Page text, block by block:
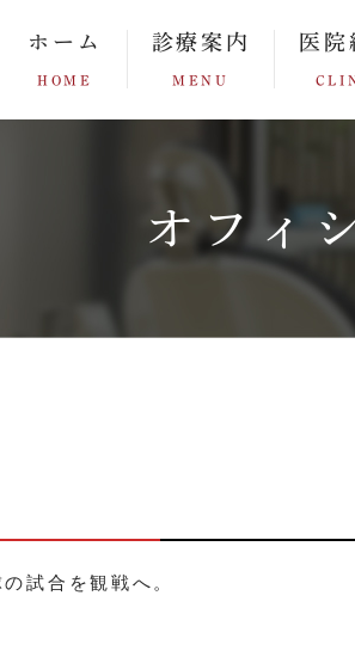
ホーム
HOME
診療案内
MENU
医院
オフィ
試合を観戦へ。